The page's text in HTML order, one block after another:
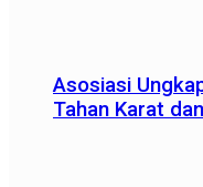
Asosiasi
Tahan Karat